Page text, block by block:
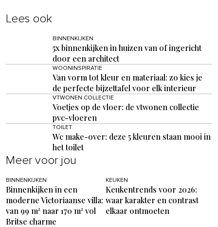
Lees ook
BINNENKIJKEN
5x binnenkijken in huizen van of ingericht
door een architect
WOONINSPIRATIE
Van vorm tot kleur en materiaal: zo kies je
de perfecte bijzettafel voor elk interieur
VTWONEN COLLECTIE
Voetjes op de vloer: de vtwonen collectie
pvc-vloeren
TOILET
Wc make-over: deze 5 kleuren staan mooi in
het toilet
Meer voor jou
BINNENKIJKEN
Binnenkijken in een
moderne Victoriaanse villa:
van 99 m² naar 170 m² vol
Britse charme
KEUKEN
Keukentrends voor 2026:
waar karakter en contrast
elkaar ontmoeten